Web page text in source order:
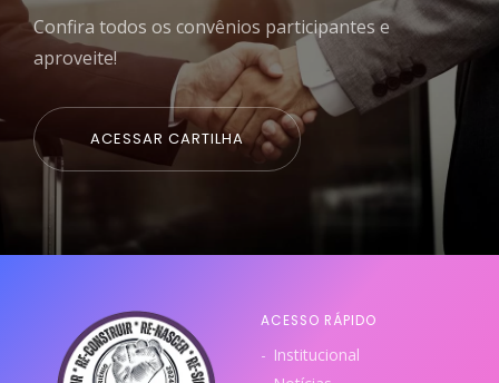
Confira todos os convênios participantes e
aproveite!
ACESSAR CARTILHA
ACESSO RÁPIDO
Institucional